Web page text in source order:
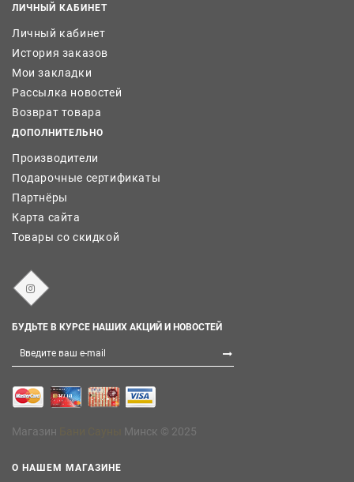
ЛИЧНЫЙ КАБИНЕТ
Личный кабинет
История заказов
Мои закладки
Рассылка новостей
Возврат товара
ДОПОЛНИТЕЛЬНО
Производители
Подарочные сертификаты
Партнёры
Карта сайта
Товары со скидкой
БУДЬТЕ В КУРСЕ НАШИХ АКЦИЙ И НОВОСТЕЙ
Магазин Минск © 2025
О НАШЕМ МАГАЗИНЕ